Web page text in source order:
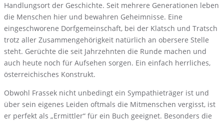
Handlungsort der Geschichte. Seit mehrere Generationen leben
die Menschen hier und bewahren Geheimnisse. Eine
eingeschworene Dorfgemeinschaft, bei der Klatsch und Tratsch
trotz aller Zusammengehörigkeit natürlich an obersere Stelle
steht. Gerüchte die seit Jahrzehnten die Runde machen und
auch heute noch für Aufsehen sorgen. Ein einfach herrliches,
österreichisches Konstrukt.
Obwohl Frassek nicht unbedingt ein Sympathieträger ist und
über sein eigenes Leiden oftmals die Mitmenschen vergisst, ist
er perfekt als „Ermittler“ für ein Buch geeignet. Besonders die